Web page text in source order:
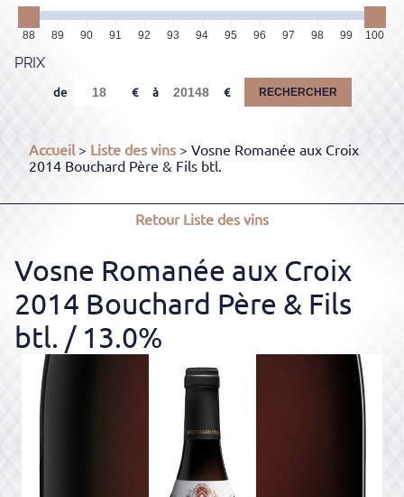
88 89 90 91 92 93 94 95 96 97 98 99 100
PRIX
de à RECHERCHER
Accueil> Liste des vins > Vosne Romanée aux Croix
2014 Bouchard Père & Fils btl.
RetourListe des vins
Vosne Romanée aux Croix
2014 Bouchard Père & Fils
btl. / 13.0%